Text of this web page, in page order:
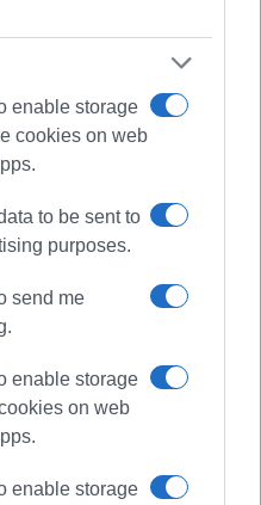
enable storage
cookies on web
to be sent to
purposes.
send me
enable storage
on web
enable storage
στο
e-paper